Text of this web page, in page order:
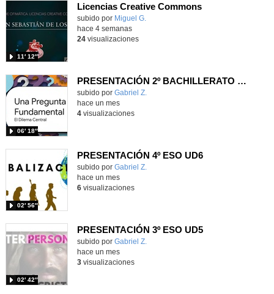
Licencias Creative Commons
Contenido educativo.
subido por Miguel G.
11′ 12″
hace 4 semanas
24visualizaciones
PRESENTACIÓN 2º BACHILLERATO UD3
Contenido educativo.
subido por Gabriel Z.
06′ 18″
hace un mes
4visualizaciones
PRESENTACIÓN 4º ESO UD6
Contenido educativo.
subido por Gabriel Z.
02′ 56″
hace un mes
6visualizaciones
PRESENTACIÓN 3º ESO UD5
Contenido educativo.
subido por Gabriel Z.
02′ 42″
hace un mes
3visualizaciones